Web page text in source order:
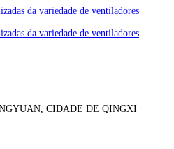
da variedade de ventiladores
da variedade de ventiladores
CIDADE DE QINGXI